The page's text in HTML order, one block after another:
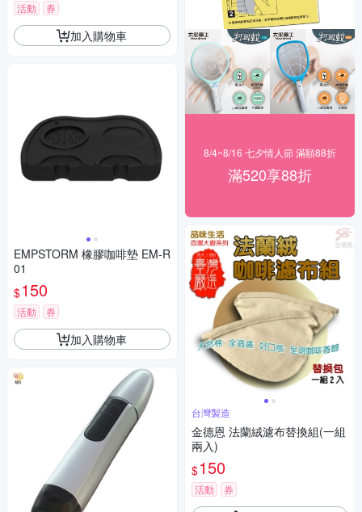
活動 券
加入購物車
EMPSTORM 橡膠咖啡墊 EM-R
01
$150
活動 券
加入購物車
8/4~8/16 七夕情人節 滿額88折
滿520享88折
台灣製造
金德恩 法蘭絨濾布替換組(一組
兩入)
$150
活動 券